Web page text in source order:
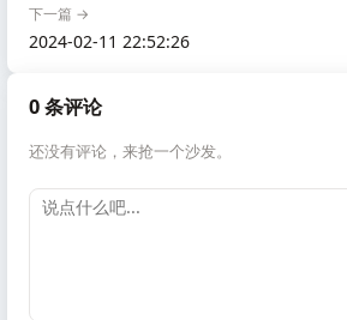
下一篇 →
2024-02-11 22:52:26
0 条评论
还没有评论，来抢一个沙发。